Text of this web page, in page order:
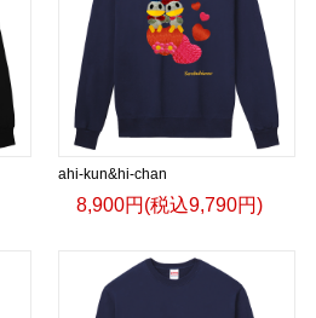
ahi-kun&hi-chan
8,900円(税込9,790円)